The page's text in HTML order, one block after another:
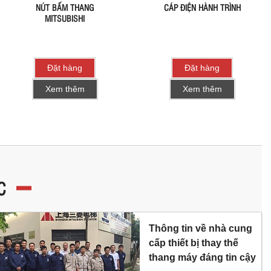
NÚT BẤM THANG
MITSUBISHI
Đặt hàng
Xem thêm
CÁP ĐIỆN HÀNH TRÌNH
Đặt hàng
Xem thêm
Thông tin về nhà cung
cấp thiết bị thay thế
thang máy đáng tin cậy